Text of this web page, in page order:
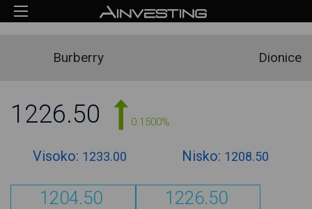
Burberry Dionice
1226.50 0.1500%
Visoko: 1233.00 Nisko: 1208.50
1204.50 1226.50